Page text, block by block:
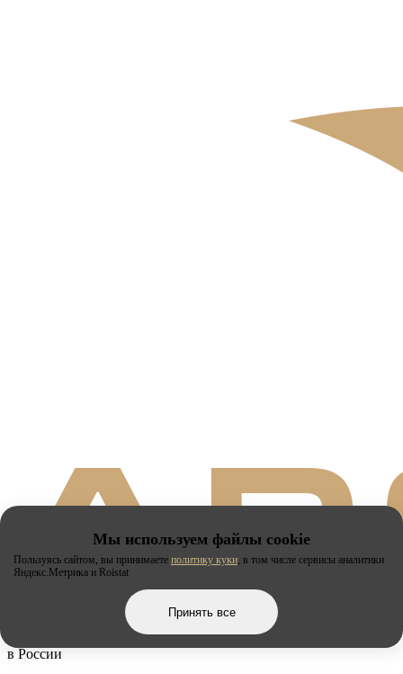
Мы используем файлы cookie
Пользуясь сайтом, вы принимаете политику куки, в том числе сервисы аналитики
Яндекс.Метрика и Roistat
Принять все
в России